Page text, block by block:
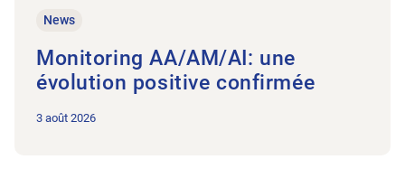
News
Monitoring AA/AM/AI: une
évolution positive confirmée
3 août 2026